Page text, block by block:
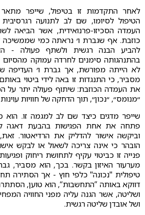
לאחר התקדמות זו בטיפול, שייפר
הטיפול לסיומו, שם לב לתנועה
העמדה הסכיזו-פרנואידית, אשר הביאה
כוזבת. אף שגברת ו׳ נראתה כמי שממשיכה
להביע הבנה רגשית ולשתף פעולה -
בהתנהגותה סימנים לחרדה עמוקה מהסיום
לא הייתה מפורשת, אך גברת ו׳ העדיפה
מסביר, כי התנגדות זו באה לידי ביטוי
את העמדה הכוזבת: שיתוף פעולה יתר על
״מנומס״, ״נכון״, תוך הדחקה של חוויות
שייפר מדגים כיצד שם לב למגמה זו. הוא
פתחה את אחת הפגישות בהבעת דאגה
וביקשה אישור להדליק את הרדיאטור.
הובהר כי אינה צריכה לשאול או לבקש
פנייה זו כביטוי עקיף לתחושת ריחוק
מערעור האיזון בקשר. בכך, הוא מסביר,
טיפולית "נכונה" כלפי חוץ - אך הסתירה
דווקא באותה ”התחשבות“, הוא טוען,
ושליטה, אשר הגנה עליה מפני החוויה
ושל אובדן שליטה רגשית.